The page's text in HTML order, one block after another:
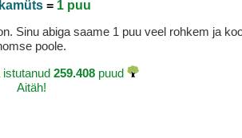
= 1 puu
Sinu abiga saame 1 puu veel rohkem ja
poole.
istutanud 259.408 puud
Aitäh!